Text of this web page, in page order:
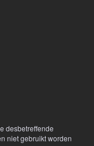
desbetreffende
niet gebruikt worden